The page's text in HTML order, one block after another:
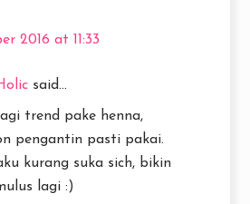
2016 at 11:33
said...
trend pake henna,
pengantin pasti pakai.
kurang suka sich, bikin
lagi :)